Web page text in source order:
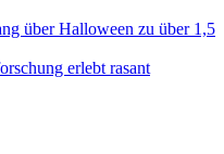
über Halloween zu über 1,5
erlebt rasant